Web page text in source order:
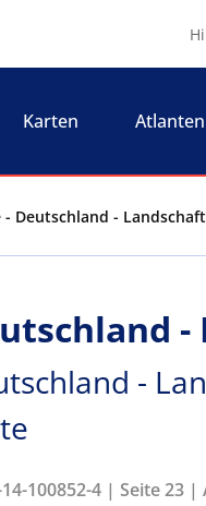
Karten Atlanten
Deutschland -
-
-
100852-4 | Seite 23